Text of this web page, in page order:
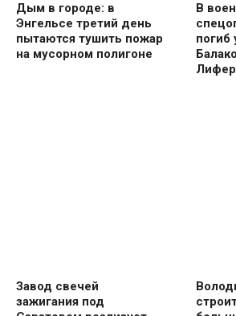
Дым в городе: в
Энгельсе третий день
пытаются тушить пожар
на мусорном полигоне
В
погиб
Завод свечей
зажигания под